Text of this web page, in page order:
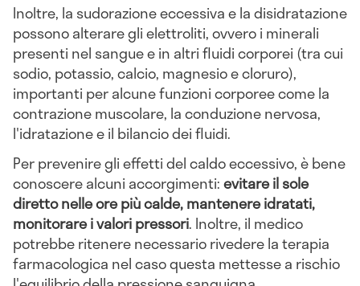
Inoltre, la sudorazione eccessiva e la disidratazione
possono alterare gli elettroliti, ovvero i minerali
presenti nel sangue e in altri fluidi corporei (tra cui
sodio, potassio, calcio, magnesio e cloruro),
importanti per alcune funzioni corporee come la
contrazione muscolare, la conduzione nervosa,
l'idratazione e il bilancio dei fluidi.
Per prevenire gli effetti del caldo eccessivo, è bene
conoscere alcuni accorgimenti:evitare il sole
diretto nelle ore più calde, mantenere idratati,
monitorare i valori pressori. Inoltre, il medico
potrebbe ritenere necessario rivedere la terapia
farmacologica nel caso questa mettesse a rischio